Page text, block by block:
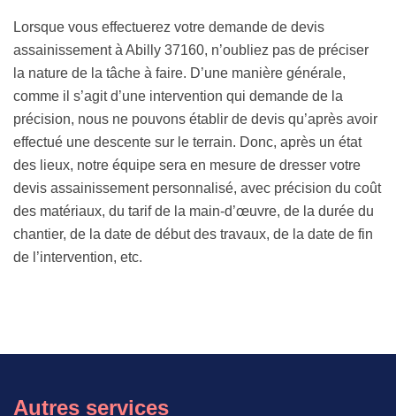
Lorsque vous effectuerez votre demande de devis
assainissement à Abilly 37160, n’oubliez pas de préciser
la nature de la tâche à faire. D’une manière générale,
comme il s’agit d’une intervention qui demande de la
précision, nous ne pouvons établir de devis qu’après avoir
effectué une descente sur le terrain. Donc, après un état
des lieux, notre équipe sera en mesure de dresser votre
devis assainissement personnalisé, avec précision du coût
des matériaux, du tarif de la main-d’œuvre, de la durée du
chantier, de la date de début des travaux, de la date de fin
de l’intervention, etc.
Autres services